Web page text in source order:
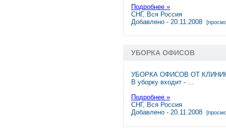
Подробнее »
СНГ, Вся Россия
Добавлено - 20.11.2008
УБОРКА ОФИСОВ
УБОРКА ОФИСОВ ОТ
В уборку входит - …
Подробнее »
СНГ, Вся Россия
Добавлено - 20.11.2008